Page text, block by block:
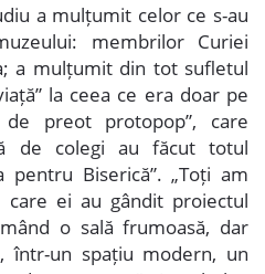
a mulțumit celor ce s-au
membrilor Curiei
a mulțumit din tot sufletul
la ceea ce era doar pe
preot protopop”, care
de colegi au făcut totul
pentru Biserică”. „Toți am
ei au gândit proiectul
o sală frumoasă, dar
într-un spațiu modern, un